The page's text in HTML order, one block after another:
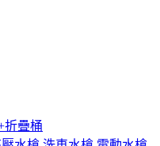
折疊桶